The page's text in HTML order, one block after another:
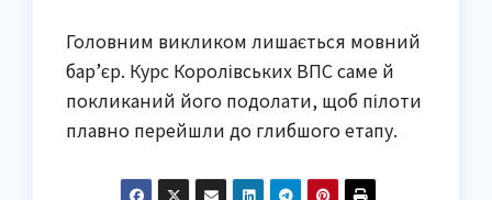
Головним викликом лишається мовний
бар’єр. Курс Королівських ВПС саме й
покликаний його подолати, щоб пілоти
плавно перейшли до глибшого етапу.